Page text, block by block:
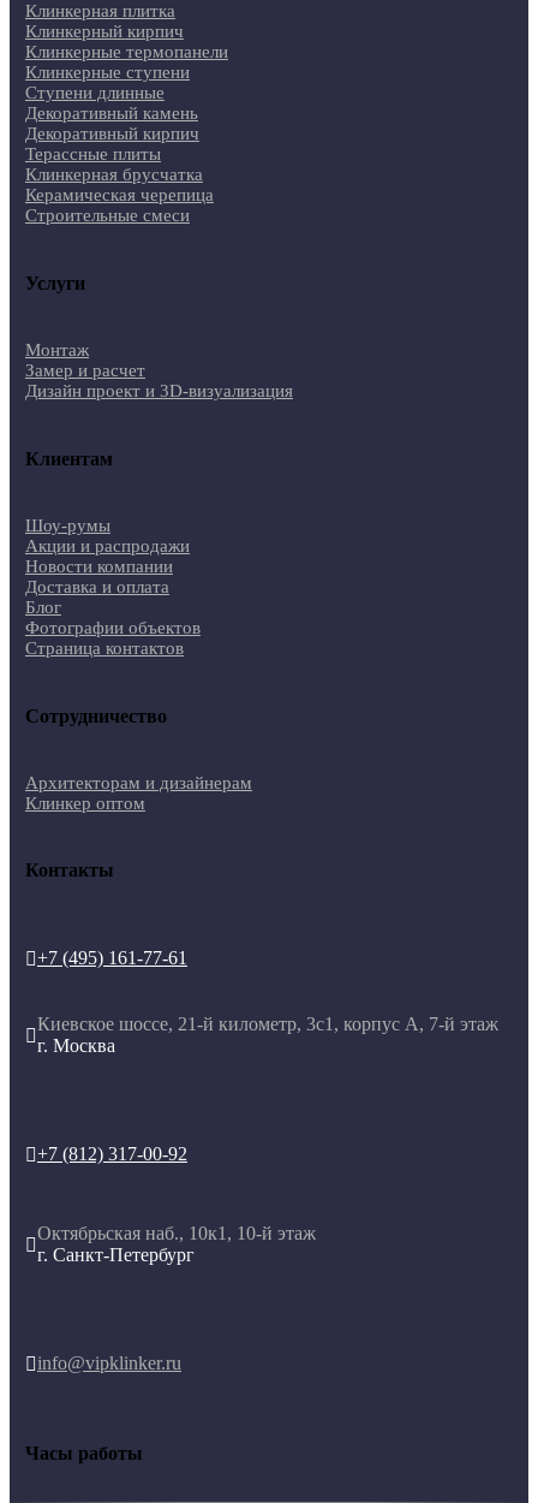
Клинкерная плитка
Клинкерный кирпич
Клинкерные термопанели
Клинкерные ступени
Ступени длинные
Декоративный камень
Декоративный кирпич
Терассные плиты
Клинкерная брусчатка
Керамическая черепица
Строительные смеси
Услуги
Монтаж
Замер и расчет
Дизайн проект и 3D-визуализация
Клиентам
Шоу-румы
Акции и распродажи
Новости компании
Доставка и оплата
Блог
Фотографии объектов
Страница контактов
Сотрудничество
Архитекторам и дизайнерам
Клинкер оптом
Контакты
+7 (495) 161-77-61

Киевское шоссе, 21-й километр, 3с1, корпус А, 7-й этаж
г. Москва
+7 (812) 317-00-92

Октябрьская наб., 10к1, 10-й этаж
г. Санкт-Петербург
info@vipklinker.ru
Часы работы